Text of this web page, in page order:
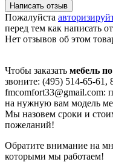
Написать отзыв
Пожалуйста
перед тем как написать
Нет отзывов об этом
Чтобы заказать мебель
звоните: (495) 514-65-
fmcomfort33@gmail.com:
на нужную вам модель
Мы назовем сроки и
пожеланий!
Обратите внимание на
которыми мы работаем!